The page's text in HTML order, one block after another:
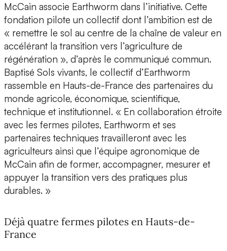
McCain associe Earthworm dans l’initiative. Cette
fondation pilote un collectif dont l’ambition est de
« remettre le sol au centre de la chaîne de valeur en
accélérant la transition vers l’agriculture de
régénération », d’après le communiqué commun.
Baptisé Sols vivants, le collectif d’Earthworm
rassemble en Hauts-de-France des partenaires du
monde agricole, économique, scientifique,
technique et institutionnel. « En collaboration étroite
avec les fermes pilotes, Earthworm et ses
partenaires techniques travailleront avec les
agriculteurs ainsi que l’équipe agronomique de
McCain afin de former, accompagner, mesurer et
appuyer la transition vers des pratiques plus
durables. »
Déjà quatre fermes pilotes en Hauts-de-
France